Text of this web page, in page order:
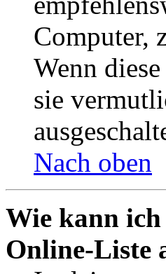
Computer,
Wenn
sie
Nach oben
Wie kann
Online-Liste